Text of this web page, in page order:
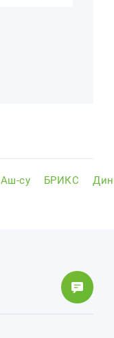
Аш-су БРИКС Дин